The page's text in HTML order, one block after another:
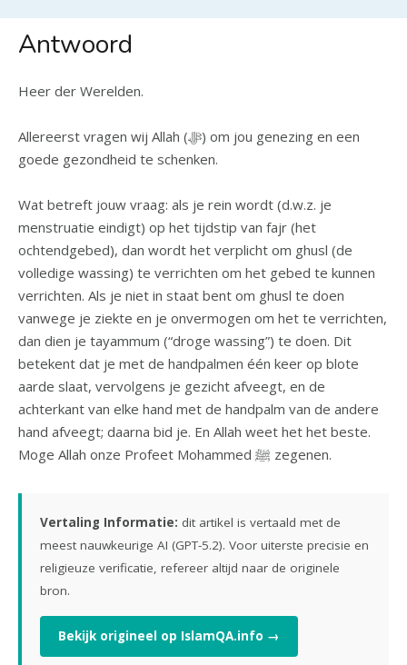
Antwoord
Heer der Werelden.
Allereerst vragen wij Allah (ﷻ) om jou genezing en een
goede gezondheid te schenken.
Wat betreft jouw vraag: als je rein wordt (d.w.z. je
menstruatie eindigt) op het tijdstip van fajr (het
ochtendgebed), dan wordt het verplicht om ghusl (de
volledige wassing) te verrichten om het gebed te kunnen
verrichten. Als je niet in staat bent om ghusl te doen
vanwege je ziekte en je onvermogen om het te verrichten,
dan dien je tayammum (“droge wassing”) te doen. Dit
betekent dat je met de handpalmen één keer op blote
aarde slaat, vervolgens je gezicht afveegt, en de
achterkant van elke hand met de handpalm van de andere
hand afveegt; daarna bid je. En Allah weet het het beste.
Moge Allah onze Profeet Mohammed ﷺ zegenen.
Vertaling Informatie: dit artikel is vertaald met de
meest nauwkeurige AI (GPT-5.2). Voor uiterste precisie en
religieuze verificatie, refereer altijd naar de originele
bron.
Bekijk origineel op IslamQA.info →